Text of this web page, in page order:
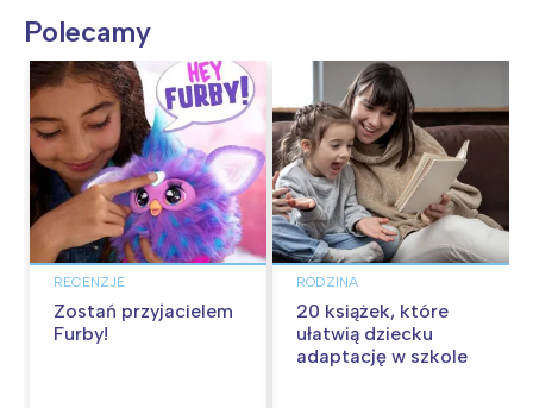
Polecamy
RECENZJE
Zostań przyjacielem
Furby!
RODZINA
20 książek, które
ułatwią dziecku
adaptację w szkole